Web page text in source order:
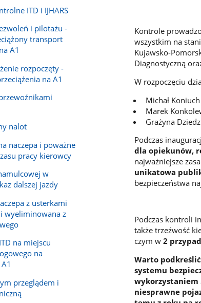
ITD i IJHARS
i pilotażu -
transport
A1
rozpoczęty -
na A1
nalot
naczepa i poważne
pracy kierowcy
w
dalszej jazdy
z usterkami
wyeliminowana z
na miejscu
na
przeglądem i
Kontrole
wszystkim na
Kujawsko-
Diagnostyczną
W rozpoczęciu
Michał
Marek
Grażyna
Podczas
dla opiekunów,
najważniejsze
unikatowa
bezpieczeństwa
Podczas kontroli
także trzeźwość
czym w2
Warto
systemu
wykorzystaniem
niesprawne